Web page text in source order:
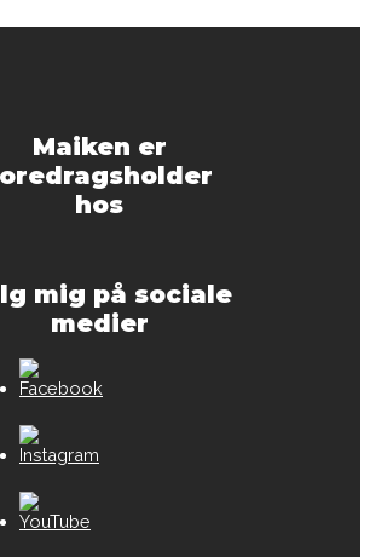
Maiken er
hos
mig på sociale
medier